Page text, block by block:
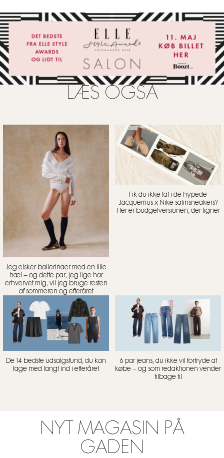
LÆS OGSÅ
Jeg elsker ballerinaer med en lille
hæl – og dette par, jeg lige har
erhvervet mig, vil jeg bruge resten
af sommeren og efteråret
Fik du ikke fat i de hypede
Jacquemus x Nike-satinsneakers?
Her er budgetversionen, der ligner
De 14 bedste udsalgsfund, du kan
tage med langt ind i efteråret
6 par jeans, du ikke vil fortryde at
købe – og som redaktionen vender
tilbage til
NYT MAGASIN PÅ
GADEN